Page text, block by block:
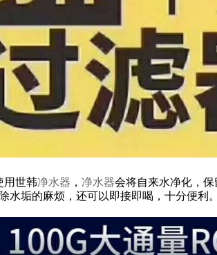
用世韩净水器 ， 净水器会将自来水净化，
水垢的麻烦，还可以即接即喝，十分便利。